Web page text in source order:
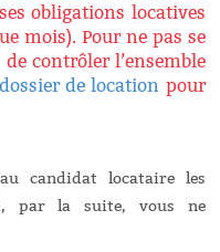
obligations locatives
mois). Pour ne pas se
de contrôler l’ensemble
de location pour
candidat locataire les
par la suite, vous ne